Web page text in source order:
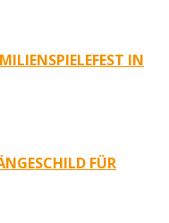
IN
FÜR